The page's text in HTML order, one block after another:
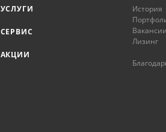
УСЛУГИ
СЕРВИС
АКЦИИ
История
Вакансии
Лизинг